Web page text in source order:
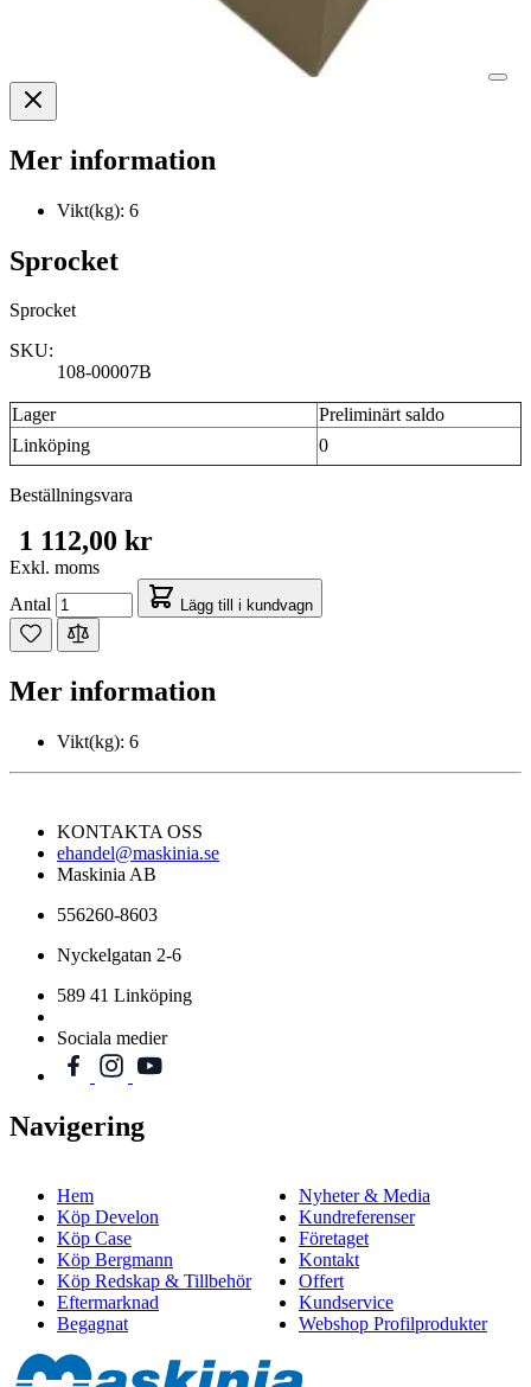
Mer information
Vikt(kg): 6
Sprocket
Sprocket
SKU:
108-00007B
Lager
Preliminärt saldo
Linköping
0
Beställningsvara
1 112,00 kr
Exkl. moms
Antal
Lägg till i kundvagn
Mer information
Vikt(kg): 6
KONTAKTA OSS
ehandel@maskinia.se
Maskinia AB
556260-8603
Nyckelgatan 2-6
589 41 Linköping
Sociala medier
Navigering
Hem
Köp Develon
Köp Case
Köp Bergmann
Köp Redskap & Tillbehör
Eftermarknad
Begagnat
Nyheter & Media
Kundreferenser
Företaget
Kontakt
Offert
Kundservice
Webshop Profilprodukter